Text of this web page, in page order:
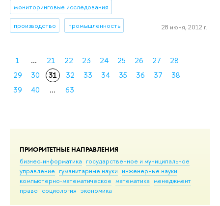
ПРИОРИТЕТНЫЕ НАПРАВЛЕНИЯ
бизнес-информатика государственное и муниципальное
управление гуманитарные науки инженерные науки
компьютерно-математическое математика менеджмент
право социология экономика
мониторинговые исследования
производство промышленность 28 июня, 2012 г.
1 ... 21 22 23 24 25 26 27
28
29
30 31 32 33 34 35 36 37
38
39
40 ... 63